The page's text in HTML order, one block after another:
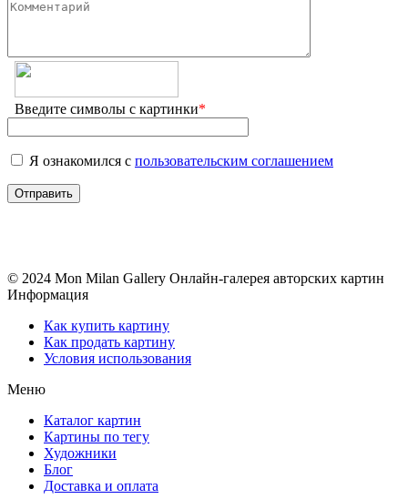
Введите символы с картинки*
Я ознакомился с пользовательским соглашением
© 2024 Mon Milan Gallery Онлайн-галерея авторских картин
Информация
Как купить картину
Как продать картину
Условия использования
Меню
Каталог картин
Картины по тегу
Художники
Блог
Доставка и оплата